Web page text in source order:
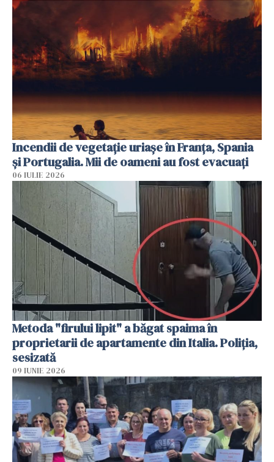
Incendii de vegetație uriașe în Franța, Spania
și Portugalia. Mii de oameni au fost evacuați
06 IULIE 2026
Metoda "firului lipit" a băgat spaima în
proprietarii de apartamente din Italia. Poliția,
sesizată
09 IUNIE 2026